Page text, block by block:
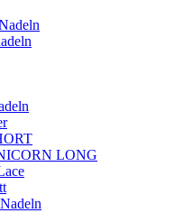
LONG